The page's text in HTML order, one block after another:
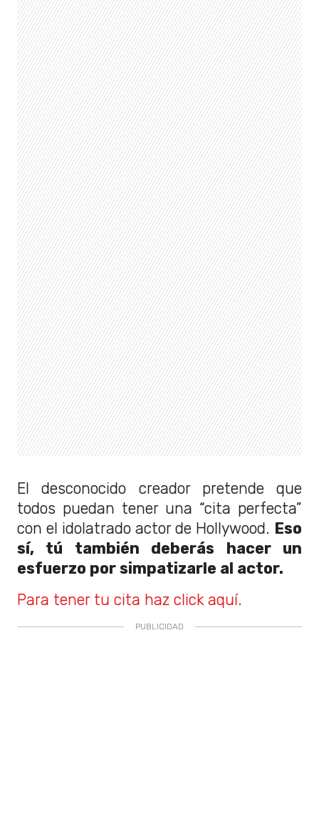
El desconocido creador pretende que
todos puedan tener una “cita perfecta”
con el idolatrado actor de Hollywood. Eso
sí, tú también deberás hacer un
esfuerzo por simpatizarle al actor.
Para tener tu cita haz click aquí.